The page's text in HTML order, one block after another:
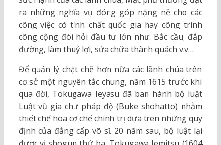
ra những nghĩa vụ đóng góp nặng nề cho các
công việc có tính chất quốc gia hay công trình
công cộng đòi hỏi đầu tư lớn như: Bắc cầu, đắp
đường, làm thuỷ lợi, sửa chữa thành quách v.v…
Để quản lý chặt chẽ hơn nữa các lãnh chúa trên
cơ sở một nguyên tắc chung, năm 1615 trước khi
qua đời, Tokugawa Ieyasu đã ban hành bộ luật
Luật vũ gia chư pháp độ (Buke shohatto) nhằm
thiết chế hoá cơ chế chính trị dựa trên những quy
định của đẳng cấp võ sĩ. 20 năm sau, bộ luật lại